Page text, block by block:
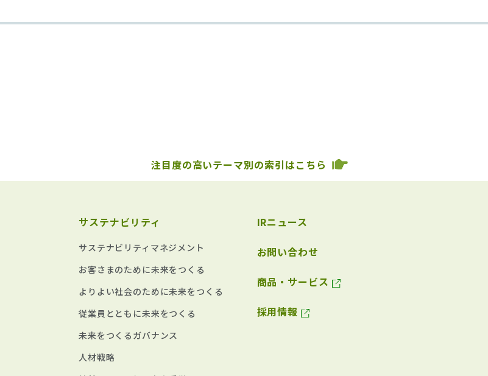
注目度の高いテーマ別の索引はこちら
サステナビリティ
サステナビリティマネジメント
お客さまのために未来をつくる
よりよい社会のために未来をつくる
従業員とともに未来をつくる
未来をつくるガバナンス
人材戦略
IRニュース
お問い合わせ
商品・サービス
採用情報